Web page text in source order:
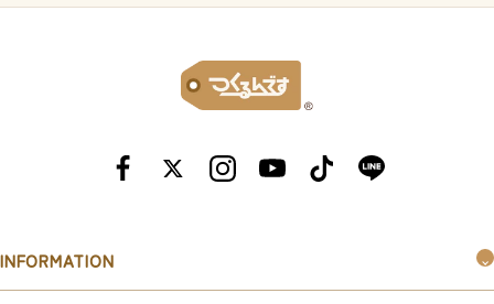
INFORMATION